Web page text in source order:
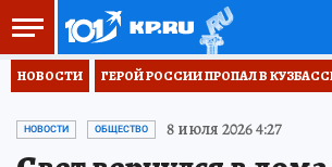
НОВОСТИ ГЕРОЙ РОССИИ ПРОПАЛ В
НОВОСТИ ОБЩЕСТВО 8 июля 2026 4:27